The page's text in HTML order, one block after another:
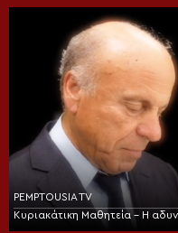
PEMPTOUSIA TV
Κυριακάτικη Μαθητεία – Η